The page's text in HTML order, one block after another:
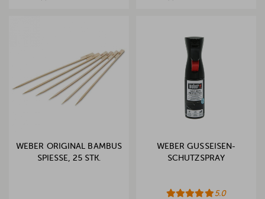
WEBER ORIGINAL BAMBUS
SPIESSE, 25 STK.
WEBER GUSSEISEN-
SCHUTZSPRAY
5.0